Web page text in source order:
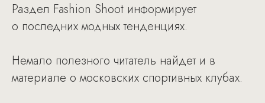
Раздел Fashion Shoot информирует
о последних модных тенденциях.
Немало полезного читатель найдет и в
материале о московских спортивных клубах.